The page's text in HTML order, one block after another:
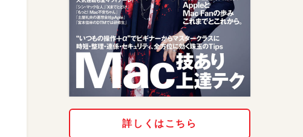
詳しくはこちら